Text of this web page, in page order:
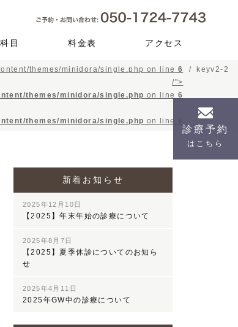
目
テナン
親知ら
ト
料金表 アクセス
診療予約
はこちら
themes/minidora/single.php on line 6
/">
themes/minidora/single.php on line 6
themes/minidora/single.php on line
keyv2-2
新着お知らせ
2025年12月10日
【2025】年末年始の診療について
2025年8月7日
【2025】夏季休診についてのお知ら
せ
2025年4月11日
2025年GW中の診療について